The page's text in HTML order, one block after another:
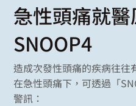
急性頭痛就醫
SNOOP4
造成次發性頭痛的疾病往往
在急性頭痛下，可透過「
警訊：